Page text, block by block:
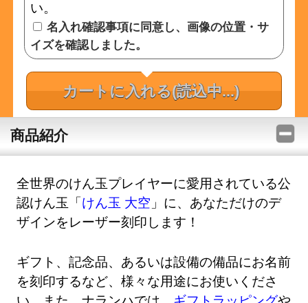
い。
名入れ確認事項に同意し、画像の位置・サ
イズを確認しました。
カートに入れる(読込中...)
商品紹介
全世界のけん玉プレイヤーに愛用されている公
認けん玉「けん玉 大空 」に、あなただけのデ
ザインをレーザー刻印します！
ギフト、記念品、あるいは設備の備品にお名前
を刻印するなど、様々な用途にお使いくださ